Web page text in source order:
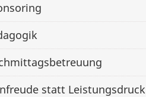
statt Leistungsdruck